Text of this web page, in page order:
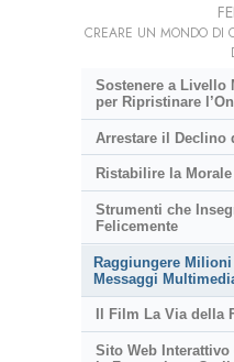
CREARE UN MONDO DI
Sostenere a Livello
per Ripristinare
Arrestare il Declino
Ristabilire la
Strumenti che
Felicemente
Raggiungere
Messaggi
Il Film La Via della
Sito Web